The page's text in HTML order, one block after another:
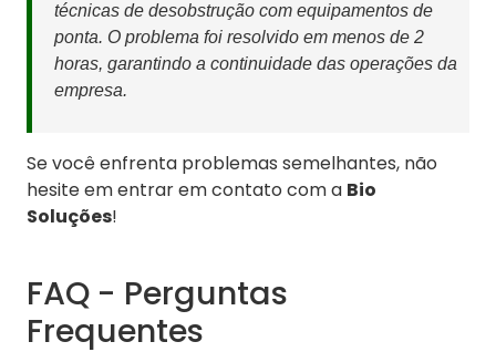
técnicas de desobstrução com equipamentos de
ponta. O problema foi resolvido em menos de 2
horas, garantindo a continuidade das operações da
empresa.
Se você enfrenta problemas semelhantes, não
hesite em entrar em contato com a Bio
Soluções!
FAQ - Perguntas
Frequentes